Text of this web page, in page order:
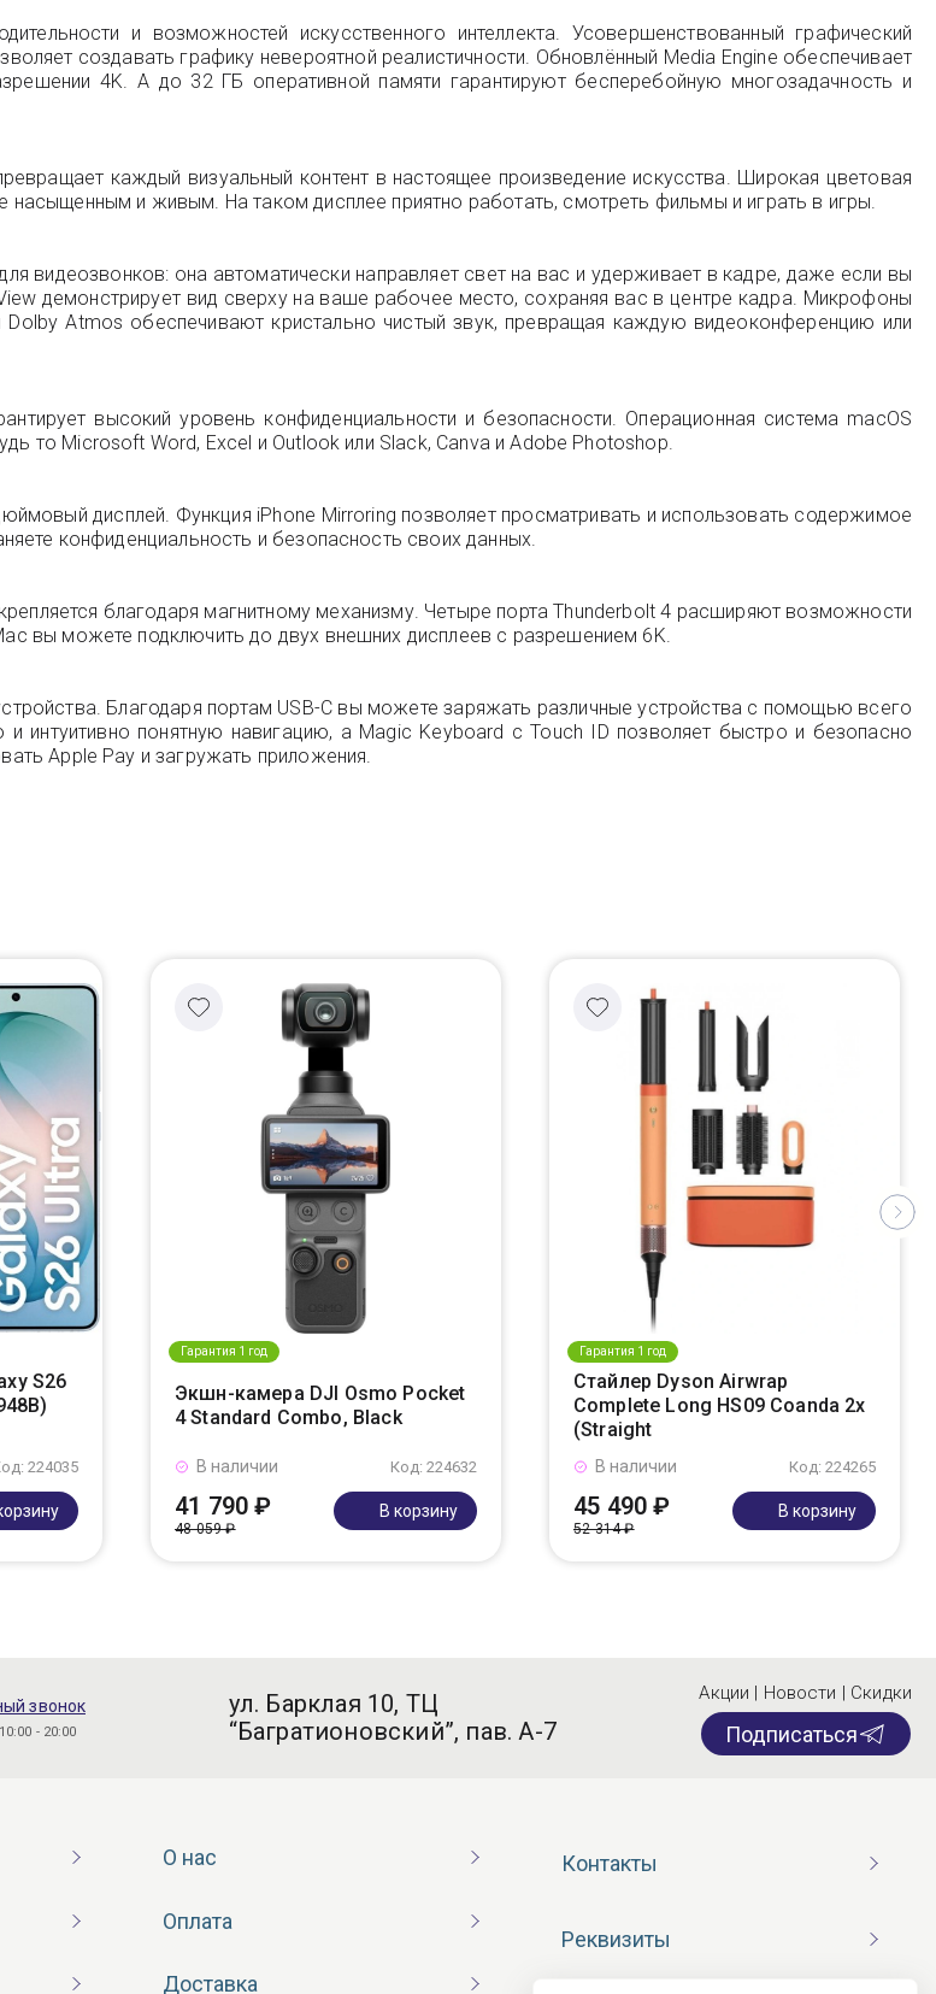
и возможностей искусственного интеллекта. Усовершенствованный графический
создавать графику невероятной реалистичности. Обновлённый Media Engine обеспечивает
4K. А до 32 ГБ оперативной памяти гарантируют бесперебойную многозадачность и
каждый визуальный контент в настоящее произведение искусства. Широкая цветовая
и живым. На таком дисплее приятно работать, смотреть фильмы и играть в игры.
видеозвонков: она автоматически направляет свет на вас и удерживает в кадре, даже если вы
демонстрирует вид сверху на ваше рабочее место, сохраняя вас в центре кадра. Микрофоны
Atmos обеспечивают кристально чистый звук, превращая каждую видеоконференцию или
высокий уровень конфиденциальности и безопасности. Операционная система macOS
то Microsoft Word, Excel и Outlook или Slack, Canva и Adobe Photoshop.
дисплей. Функция iPhone Mirroring позволяет просматривать и использовать содержимое
конфиденциальность и безопасность своих данных.
благодаря магнитному механизму. Четыре порта Thunderbolt 4 расширяют возможности
вы можете подключить до двух внешних дисплеев с разрешением 6K.
Благодаря портам USB-C вы можете заряжать различные устройства с помощью всего
интуитивно понятную навигацию, а Magic Keyboard с Touch ID позволяет быстро и безопасно
Apple Pay и загружать приложения.
S26
224035
Гарантия 1 год
Экшн-камера DJI Osmo Pocket
4 Standard Combo, Black
Код: 224632
В наличии
41 790 ₽
48 059 ₽
В корзину
Гарантия 1 год
Стайлер Dyson Airwrap
Complete Long HS09 Coanda 2x
(Straight
Код: 224265
В наличии
45 490 ₽
52 314 ₽
В корзину
звонок
- 20:00
ул. Барклая 10, ТЦ
“Багратионовский”, пав. А-7
Акции | Новости | Скидки
Подписаться
О нас
Оплата
Доставка
Контакты
Реквизиты